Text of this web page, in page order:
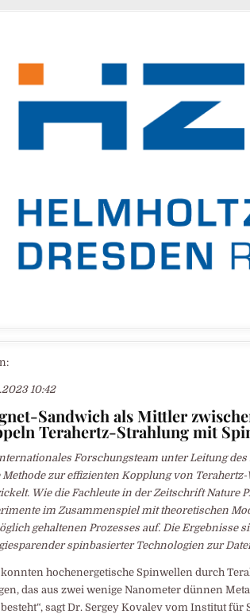
10:42
Sandwich als Mittler
Terahertz-Strahlung mit
Forschungsteam unter Leitung
Methode zur effizienten Kopplung von
Wie die Fachleute in der Zeitschrift Nature
im Zusammenspiel mit theoretischen
gehaltenen Prozesses auf. Die
spinbasierter Technologien zur
konnten hochenergetische Spinwellen durch
das aus zwei wenige Nanometer dünnen
besteht“, sagt Dr. Sergey Kovalev vom Institut